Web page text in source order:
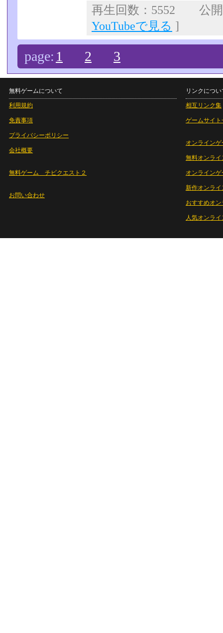
再生回数：5552 公
YouTubeで見る ]
page: 1 2 3
無料ゲームについて
利用規約
免責事項
プライバシーポリシー
会社概要
無料ゲーム チビクエスト２
お問い合わせ
リンクについ
相互リンク集
ゲームサイト
オンラインゲ
無料オンライ
オンライン
新作オンライ
おすすめオ
人気オンラ